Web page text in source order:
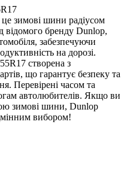
зимові шини радіусом
бренду Dunlop,
забезпечуючи
на дорозі.
створена з
що гарантує безпеку та
Перевірені часом та
автолюбителів. Якщо ви
зимові шини, Dunlop
вибором!